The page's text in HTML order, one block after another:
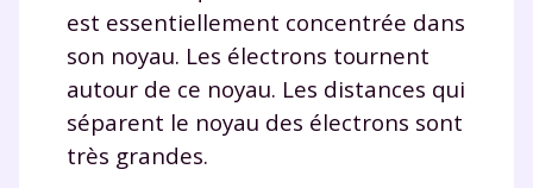
est essentiellement concentrée dans
son noyau. Les électrons tournent
autour de ce noyau. Les distances qui
séparent le noyau des électrons sont
très grandes.
Envie de progresser